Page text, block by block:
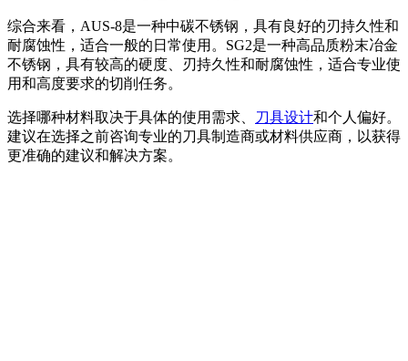
综合来看，AUS-8是一种中碳不锈钢，具有良好的刃持久性和
耐腐蚀性，适合一般的日常使用。SG2是一种高品质粉末冶金
不锈钢，具有较高的硬度、刃持久性和耐腐蚀性，适合专业使
用和高度要求的切削任务。
选择哪种材料取决于具体的使用需求、 刀具设计和个人偏好。
建议在选择之前咨询专业的刀具制造商或材料供应商，以获得
更准确的建议和解决方案。